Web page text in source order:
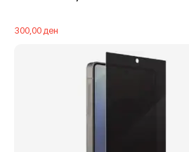
300,00ден